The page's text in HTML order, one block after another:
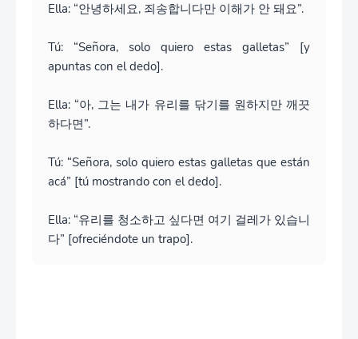
Ella: “안녕하세요, 죄송합니다만 이해가 안 돼요”.
Tú: “Señora, solo quiero estas galletas” [y
apuntas con el dedo].
Ella: “아, 그는 내가 유리를 닦기를 원하지만 깨끗
하다면”.
Tú: “Señora, solo quiero estas galletas que están
acá” [tú mostrando con el dedo].
Ella: “유리를 청소하고 싶다면 여기 걸레가 있습니
다” [ofreciéndote un trapo].